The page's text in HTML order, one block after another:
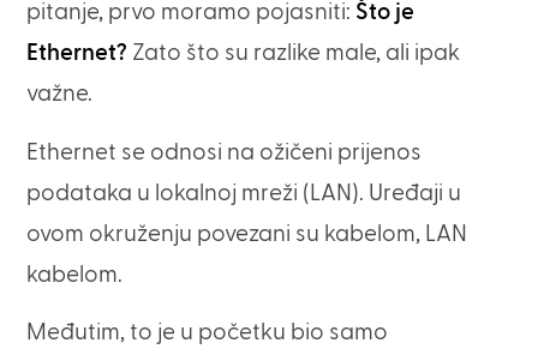
pitanje, prvo moramo pojasniti: Što je
Ethernet? Zato što su razlike male, ali ipak
važne.
Ethernet se odnosi na ožičeni prijenos
podataka u lokalnoj mreži (LAN). Uređaji u
ovom okruženju povezani su kabelom, LAN
kabelom.
Međutim, to je u početku bio samo